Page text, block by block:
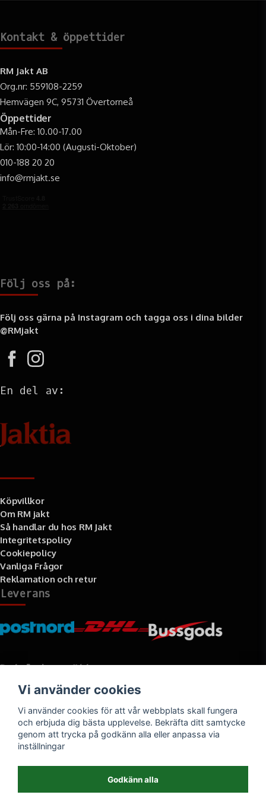
Kontakt & öppettider
RM Jakt AB
Org.nr: 559108-2259
Hemvägen 9C, 95731 Övertorneå
Öppettider
Mån-Fre: 10.00-17.00
Lör: 10:00-14:00 (Augusti-Oktober)
010-188 20 20
info@rmjakt.se
Följ oss på:
Följ oss gärna på Instagram och tagga oss i dina bilder
@RMjakt
En del av:
Köpvillkor
Om RM jakt
Så handlar du hos RM Jakt
Integritetspolicy
Cookiepolicy
Vanliga Frågor
Reklamation och retur
Leverans
Betalningssätt
Vi använder cookies
Vi använder cookies för att vår webbplats skall fungera
och erbjuda dig bästa upplevelse. Bekräfta ditt samtycke
genom att trycka på godkänn alla eller anpassa via
inställningar
Godkänn alla